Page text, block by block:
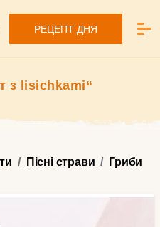
РЕЦЕПТ ДНЯ
з lisichkami“
Пісні страви
Гриби